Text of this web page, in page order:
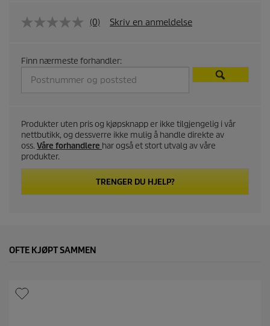
(0) Skriv en anmeldelse
Finn nærmeste forhandler:
Produkter uten pris og kjøpsknapp er ikke tilgjengelig i vår
nettbutikk, og dessverre ikke mulig å handle direkte av
oss.Våre forhandlere har også et stort utvalg av våre
produkter.
TRENGER DU HJELP?
OFTE KJØPT SAMMEN